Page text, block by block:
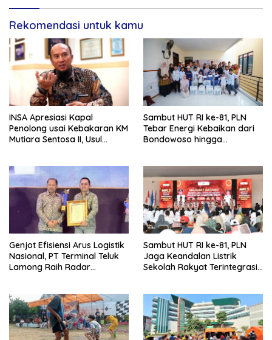
Rekomendasi untuk kamu
INSA Apresiasi Kapal
Penolong usai Kebakaran KM
Mutiara Sentosa II, Usul
Sambut HUT RI ke-81, PLN
Tebar Energi Kebaikan dari
Bondowoso hingga
Genjot Efisiensi Arus Logistik
Nasional, PT Terminal Teluk
Lamong Raih Radar
Sambut HUT RI ke-81, PLN
Jaga Keandalan Listrik
Sekolah Rakyat Terintegrasi 1